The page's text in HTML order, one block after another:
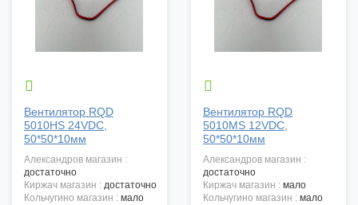

Вентилятор RQD
5010HS 24VDC,
50*50*10мм
александров магазин :
достаточно
киржач магазин : достаточно
кольчугино магазин : мало

Вентилятор RQD
5010MS 12VDC,
50*50*10мм
александров магазин :
достаточно
киржач магазин : мало
кольчугино магазин : мало